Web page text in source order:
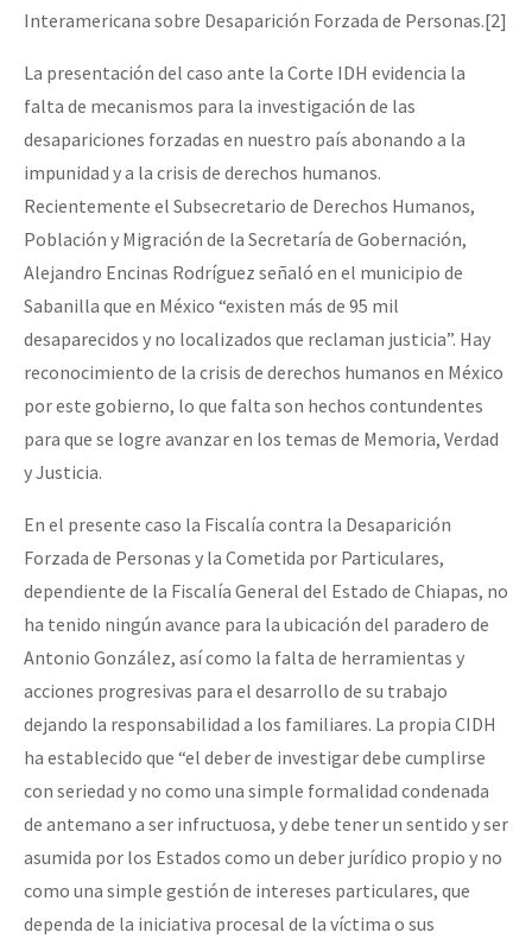
Interamericana sobre Desaparición Forzada de Personas.[2]
La presentación del caso ante la Corte IDH evidencia la
falta de mecanismos para la investigación de las
desapariciones forzadas en nuestro país abonando a la
impunidad y a la crisis de derechos humanos.
Recientemente el Subsecretario de Derechos Humanos,
Población y Migración de la Secretaría de Gobernación,
Alejandro Encinas Rodríguez señaló en el municipio de
Sabanilla que en México “existen más de 95 mil
desaparecidos y no localizados que reclaman justicia”. Hay
reconocimiento de la crisis de derechos humanos en México
por este gobierno, lo que falta son hechos contundentes
para que se logre avanzar en los temas de Memoria, Verdad
y Justicia.
En el presente caso la Fiscalía contra la Desaparición
Forzada de Personas y la Cometida por Particulares,
dependiente de la Fiscalía General del Estado de Chiapas, no
ha tenido ningún avance para la ubicación del paradero de
Antonio González, así como la falta de herramientas y
acciones progresivas para el desarrollo de su trabajo
dejando la responsabilidad a los familiares. La propia CIDH
ha establecido que “el deber de investigar debe cumplirse
con seriedad y no como una simple formalidad condenada
de antemano a ser infructuosa, y debe tener un sentido y ser
asumida por los Estados como un deber jurídico propio y no
como una simple gestión de intereses particulares, que
dependa de la iniciativa procesal de la víctima o sus